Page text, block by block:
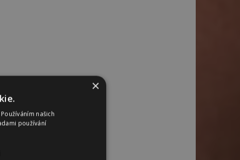
×
našich
používání